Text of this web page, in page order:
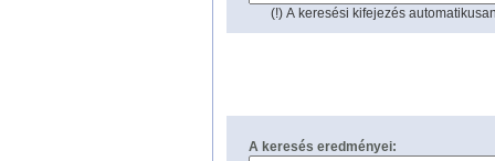
(!) A keresési kifejezés
A keresés eredményei: